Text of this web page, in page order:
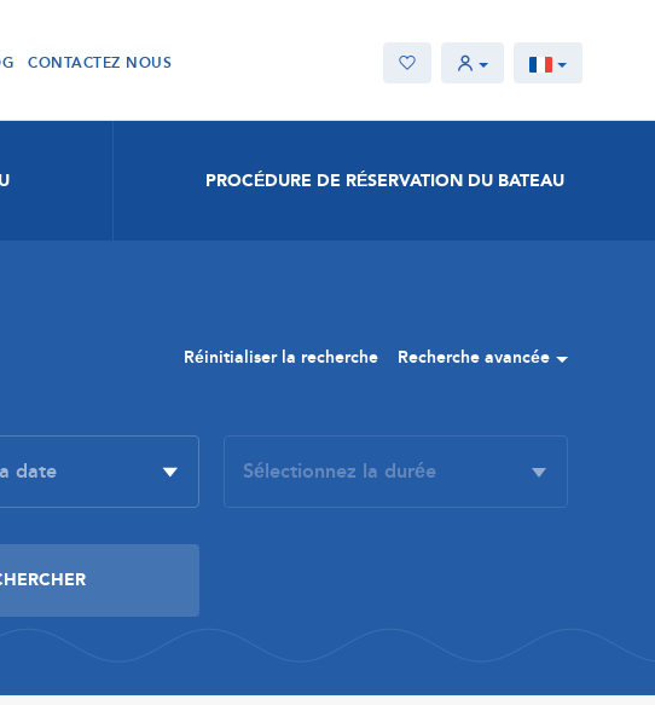
CONTACTEZ NOUS
PROCÉDURE DE RÉSERVATION DU BATEAU
Réinitialiser la recherche Recherche avancée